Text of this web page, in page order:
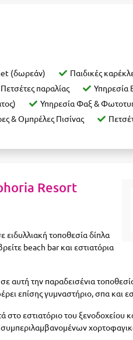
(δωρεάν) Παιδικές
Πετσέτες παραλίας Υπηρεσία
Υπηρεσία Φαξ &
& Ομπρέλες Πισίνας
Resort
τοποθεσία δίπλα
beach bar και εστιατόρια
αυτή την παραδεισένια
επίσης γυμναστήριο, σπα και
εστιατόριο του ξενοδοχείου